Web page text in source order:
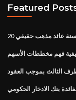
Featured
20 سنة عائد مذهب حقيقي
فهم مخططات الأسهم
الثالث بموجب العقود
بنك الادخار الحكومي